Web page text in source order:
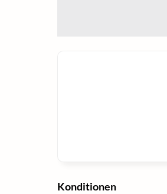
Konditionen